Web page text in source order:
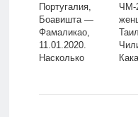
Португалия,
Боавишта —
Фамаликао,
11.01.2020.
Насколько
гостей?
ЧМ-